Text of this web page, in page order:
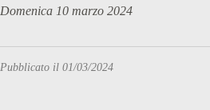
Domenica 10 marzo 2024
Pubblicato il 01/03/2024